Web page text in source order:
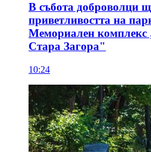
В събота доброволци
приветливостта на
Мемориален комплекс
Стара Загора"
10:24